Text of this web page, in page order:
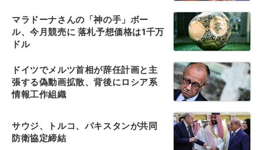
マラドーナさんの「神の手」ボー
ル、今月競売に 落札予想価格は1千万
ドル
ドイツでメルツ首相が辞任計画と主
張する偽動画拡散、背後にロシア系
情報工作組織
サウジ、トルコ、パキスタンが共同
防衛協定締結